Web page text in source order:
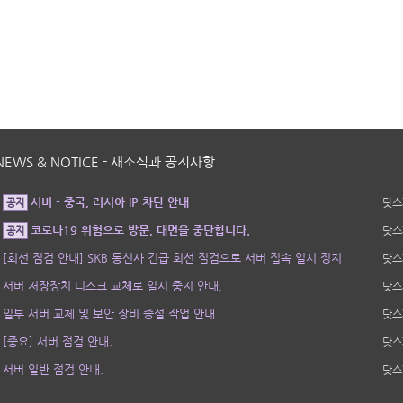
& NOTICE - 새소식과 공지사항
공지 서버 - 중국, 러시아 IP 차단 안내 닷
공지 코로나19 위험으로 방문, 대면을 중단합니다. 닷
[회선 점검 안내] SKB 통신사 긴급 회선 점검으로 서버 접속 일시 정지 닷
서버 저장장치 디스크 교체로 일시 중지 안내. 닷
일부 서버 교체 및 보안 장비 증설 작업 안내. 닷
[중요] 서버 점검 안내. 닷
서버 일반 점검 안내. 닷